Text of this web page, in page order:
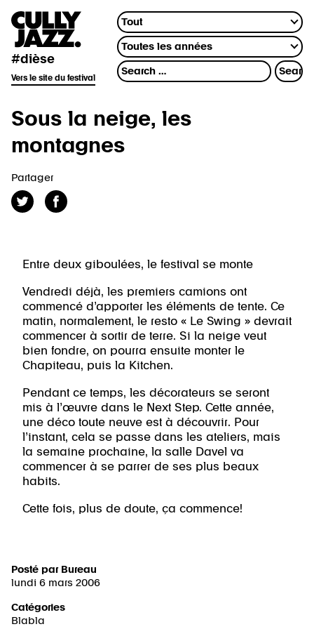
#dièse
Vers le site du festival
Sous la neige, les
montagnes
Partager
Entre deux giboulées, le festival se monte
Vendredi déjà, les premiers camions ont
commencé d’apporter les éléments de tente. Ce
matin, normalement, le resto « Le Swing » devrait
commencer à sortir de terre. Si la neige veut
bien fondre, on pourra ensuite monter le
Chapiteau, puis la Kitchen.
Pendant ce temps, les décorateurs se seront
mis à l’œuvre dans le Next Step. Cette année,
une déco toute neuve est à découvrir. Pour
l’instant, cela se passe dans les ateliers, mais
la semaine prochaine, la salle Davel va
commencer à se parrer de ses plus beaux
habits.
Cette fois, plus de doute, ça commence!
Posté par Bureau
lundi 6 mars 2006
Catégories
Blabla